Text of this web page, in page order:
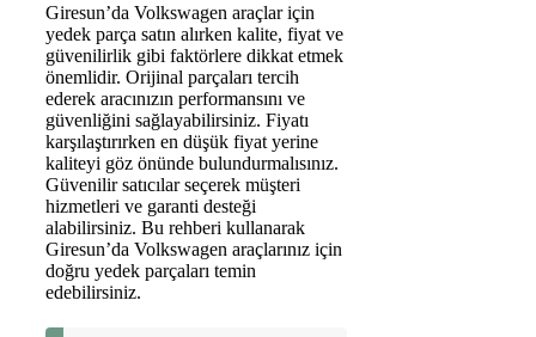
Giresun’da Volkswagen araçlar için
yedek parça satın alırken kalite, fiyat ve
güvenilirlik gibi faktörlere dikkat etmek
önemlidir. Orijinal parçaları tercih
ederek aracınızın performansını ve
güvenliğini sağlayabilirsiniz. Fiyatı
karşılaştırırken en düşük fiyat yerine
kaliteyi göz önünde bulundurmalısınız.
Güvenilir satıcılar seçerek müşteri
hizmetleri ve garanti desteği
alabilirsiniz. Bu rehberi kullanarak
Giresun’da Volkswagen araçlarınız için
doğru yedek parçaları temin
edebilirsiniz.